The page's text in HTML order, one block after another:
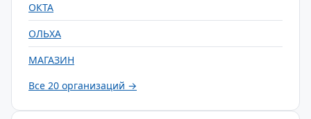
ОКТА
ОЛЬХА
МАГАЗИН
Все 20 организаций →